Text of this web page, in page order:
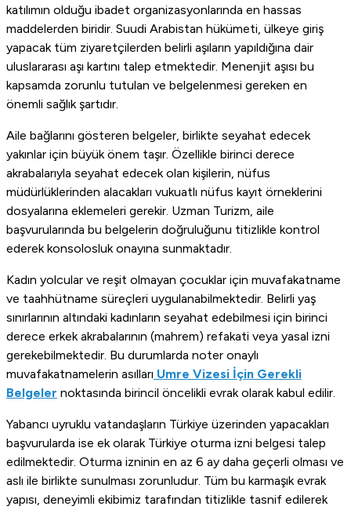
katılımın olduğu ibadet organizasyonlarında en hassas
maddelerden biridir. Suudi Arabistan hükümeti, ülkeye giriş
yapacak tüm ziyaretçilerden belirli aşıların yapıldığına dair
uluslararası aşı kartını talep etmektedir. Menenjit aşısı bu
kapsamda zorunlu tutulan ve belgelenmesi gereken en
önemli sağlık şartıdır.
Aile bağlarını gösteren belgeler, birlikte seyahat edecek
yakınlar için büyük önem taşır. Özellikle birinci derece
akrabalarıyla seyahat edecek olan kişilerin, nüfus
müdürlüklerinden alacakları vukuatlı nüfus kayıt örneklerini
dosyalarına eklemeleri gerekir. Uzman Turizm, aile
başvurularında bu belgelerin doğruluğunu titizlikle kontrol
ederek konsolosluk onayına sunmaktadır.
Kadın yolcular ve reşit olmayan çocuklar için muvafakatname
ve taahhütname süreçleri uygulanabilmektedir. Belirli yaş
sınırlarının altındaki kadınların seyahat edebilmesi için birinci
derece erkek akrabalarının (mahrem) refakati veya yasal izni
gerekebilmektedir. Bu durumlarda noter onaylı
muvafakatnamelerin asılları Umre Vizesi İçin Gerekli
Belgeler noktasında birincil öncelikli evrak olarak kabul edilir.
Yabancı uyruklu vatandaşların Türkiye üzerinden yapacakları
başvurularda ise ek olarak Türkiye oturma izni belgesi talep
edilmektedir. Oturma izninin en az 6 ay daha geçerli olması ve
aslı ile birlikte sunulması zorunludur. Tüm bu karmaşık evrak
yapısı, deneyimli ekibimiz tarafından titizlikle tasnif edilerek